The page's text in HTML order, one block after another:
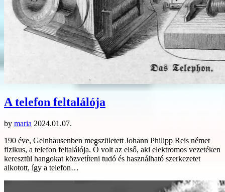
A telefon feltalálója
by maria 2024.01.07.
190 éve, Gelnhausenben megszületett Johann Philipp Reis német
fizikus, a telefon feltalálója. Ő volt az első, aki elektromos vezetéken
keresztül hangokat közvetíteni tudó és használható szerkezetet
alkotott, így a telefon…